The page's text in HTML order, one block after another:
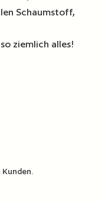
Schaumstoff,
ziemlich alles!
Sternen